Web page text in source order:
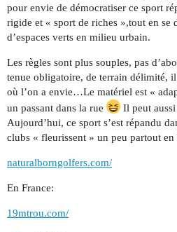
pour envie de démocratiser ce sport
rigide et « sport de riches »,tout en se
d’espaces verts en milieu urbain.
Les règles sont plus souples, pas
tenue obligatoire, de terrain délimité,
où l’on a envie…Le matériel est «
un passant dans la rue
Il peut
Aujourd’hui, ce sport s’est répandu
clubs « fleurissent » un peu partout en
naturalborngolfers.com/
En France:
19mtrou.com/